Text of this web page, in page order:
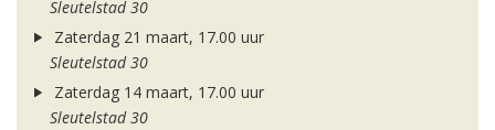
Sleutelstad 30
Zaterdag 21 maart, 17.00 uur
Sleutelstad 30
Zaterdag 14 maart, 17.00 uur
Sleutelstad 30